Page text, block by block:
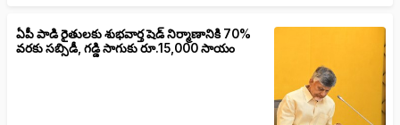
ఏపీ పాడి రైతులకు శుభవార్త షెడ్ నిర్మాణానికి 70%
వరకు సబ్సిడీ, గడ్డి సాగుకు రూ.15,000 సాయం